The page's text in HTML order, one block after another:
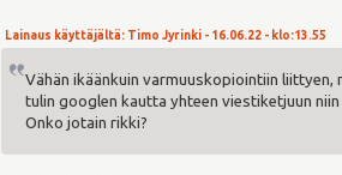
Lainaus käyttäjältä: Timo Jyrinki - 16.06.22 - klo:13.55
Vähän ikäänkuin varmuuskopiointiin
tulin googlen kautta yhteen viestiketjuun
Onko jotain rikki?